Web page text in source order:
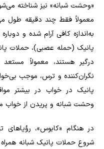
«وحشت شبانه» نیز شناخته
معمولاً فقط چند دقیقه طول
به‌اندازه کافی آرام شده و
پانیک (حمله عصبی)، حملات
درگیر هستند، معمولاً
نگران‌کننده و ترس، موجب
پانیک در خواب در بیشتر
وحشت شبانه و پریدن از خواب
در هنگام «کابوس»، رؤیاهای
شروع حملات پانیک شبانه